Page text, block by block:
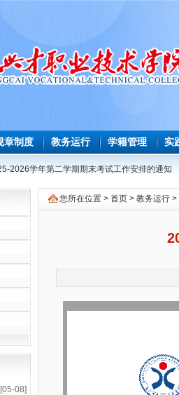
章制度 教务运行 学籍管理 实
2026学年第二学期期末考试工作安排的通知
年度第二学期必修课程重修教学与考试安排表
教育教学能力测试安排表
毕业生必修课程补学分教学与考试安排表
届及往届毕业生必修课、选修课程补学分报考
届学前教育师范生免试认定教师资格证工作的
年第一学期课程补考考试安排表
2026学年第一学期课程补考工作的通知
2026学年第一学期期末集中考试安排的通知
[05-08]
您所在位置 > 首页 > 教务运行 >